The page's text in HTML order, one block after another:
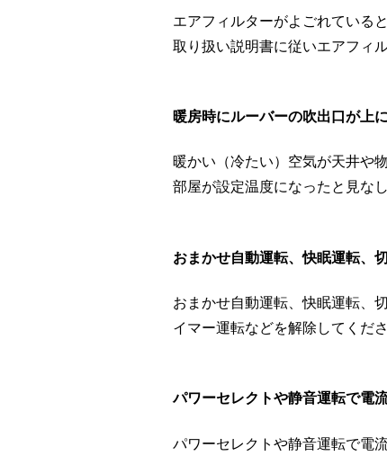
エアフィルターがよごれている
取り扱い説明書に従いエアフィ
暖房時にルーバーの吹出口が上
暖かい（冷たい）空気が天井や
部屋が設定温度になったと見な
おまかせ自動運転、快眠運転、
おまかせ自動運転、快眠運転、
イマー運転などを解除してくださ
パワーセレクトや静音運転で電
パワーセレクトや静音運転で電